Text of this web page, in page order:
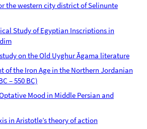
the western city district of Selinunte
Study of Egyptian Inscriptions in
on the Old Uyghur Āgama literature
of the Iron Age in the Northern Jordanian
– 550 BC)
Mood in Middle Persian and
in Aristotle’s theory of action